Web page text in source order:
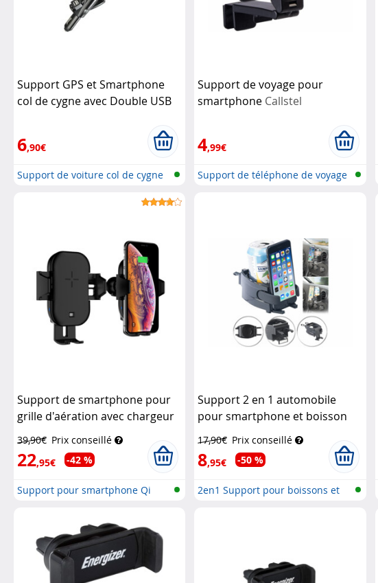
Support GPS et Smartphone
col de cygne avec Double USB
6,90€
Support de voiture col de cygne
Support de voyage pour
smartphone Callstel
4,99€
Support de téléphone de voyage
Support de smartphone pour
grille d'aération avec chargeur
compatible Qi 15 WCallstel
39,90€ Prix conseillé
22,95€ -42 %
Support pour smartphone Qi
Support 2 en 1 automobile
pour smartphone et boisson
17,90€ Prix conseillé
8,95€ -50 %
2en1 Support pour boissons et